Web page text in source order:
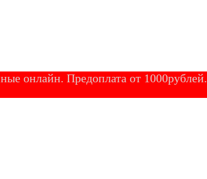
онлайн. Предоплата от 1000рублей.